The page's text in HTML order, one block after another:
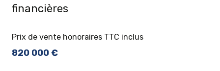
financières
Prix de vente honoraires TTC inclus
820 000 €